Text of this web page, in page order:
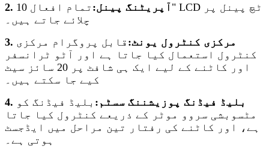
2. آپریٹنگ پینل:
تمام افعال 10" LCD ٹچ پینل پر
چلائے جاتے ہیں۔
3. مرکزی کنٹرول یونٹ: قابل پروگرام مرکزی
کنٹرول استعمال کیا جاتا ہے اور آٹو ٹرانسفر
اور کاٹنے کے لیے ایک ہی شافٹ پر 20 سائز سیٹ
کیے جا سکتے ہیں۔
4. بلیڈ فیڈنگ پوزیشننگ سسٹم: بلیڈ فیڈنگ کو
مٹسوبشی سروو موٹر کے ذریعے کنٹرول کیا جاتا
ہے، اور کاٹنے کی رفتار تین مراحل میں ایڈجسٹ
ہوتی ہے۔